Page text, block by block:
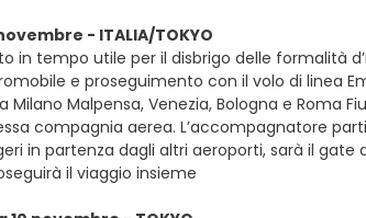
- ITALIA/TOKYO
in tempo utile per il disbrigo delle formalità
e proseguimento con il volo di linea
Milano Malpensa, Venezia, Bologna e
compagnia aerea. L’accompagnatore
in partenza dagli altri aeroporti, sarà il gate
il viaggio insieme